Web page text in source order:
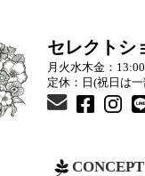
セレクトシ
月火水木金：
定休：日(祝日は
CONCEPT